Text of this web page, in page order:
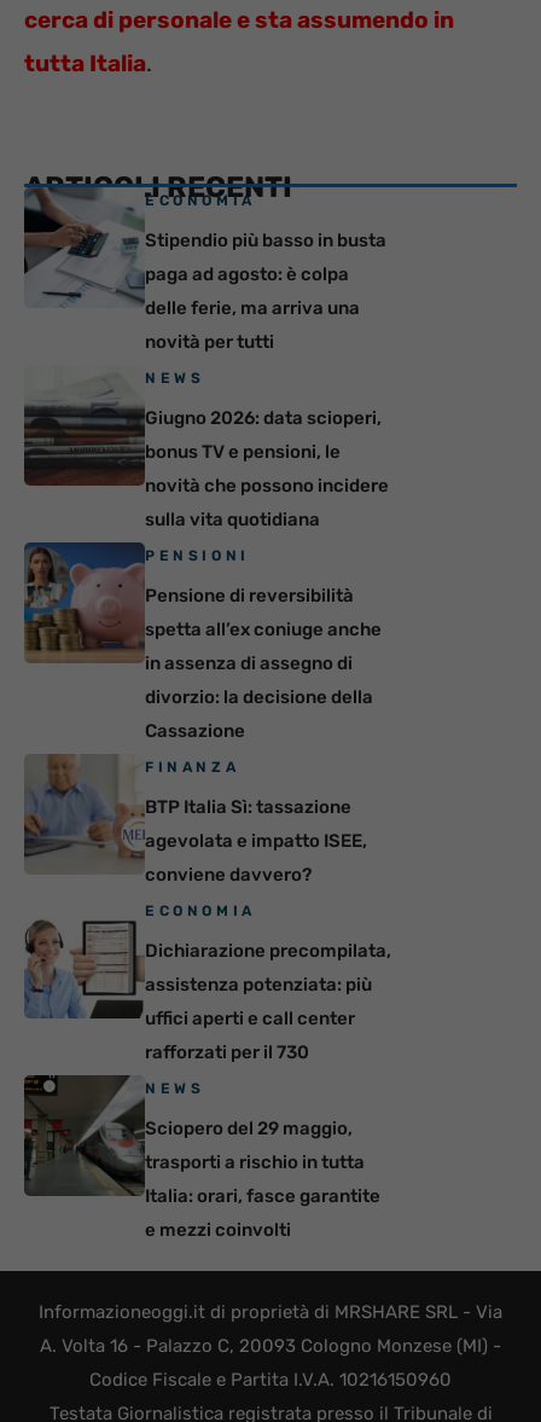
cerca di personale e sta assumendo in
tutta Italia.
ARTICOLI RECENTI
ECONOMIA
Stipendio più basso in busta
paga ad agosto: è colpa
delle ferie, ma arriva una
novità per tutti
NEWS
Giugno 2026: data scioperi,
bonus TV e pensioni, le
novità che possono incidere
sulla vita quotidiana
PENSIONI
Pensione di reversibilità
spetta all’ex coniuge anche
in assenza di assegno di
divorzio: la decisione della
Cassazione
FINANZA
BTP Italia Sì: tassazione
agevolata e impatto ISEE,
conviene davvero?
ECONOMIA
Dichiarazione precompilata,
assistenza potenziata: più
uffici aperti e call center
rafforzati per il 730
NEWS
Sciopero del 29 maggio,
trasporti a rischio in tutta
Italia: orari, fasce garantite
e mezzi coinvolti
Informazioneoggi.it di proprietà di MRSHARE SRL - Via
A. Volta 16 - Palazzo C, 20093 Cologno Monzese (MI) -
Codice Fiscale e Partita I.V.A. 10216150960
Testata Giornalistica registrata presso il Tribunale di